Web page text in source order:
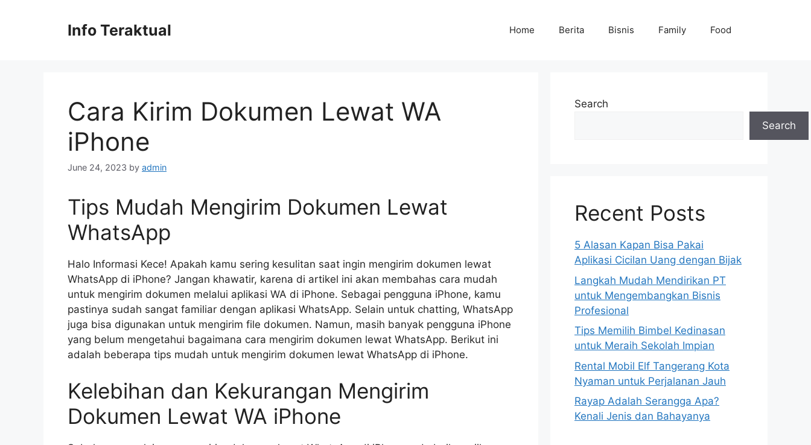
Info Teraktual Home Berita Bisnis Family Food
Cara Kirim Dokumen Lewat WA
iPhone
June 24, 2023 by admin
Tips Mudah Mengirim Dokumen Lewat
WhatsApp
Halo Informasi Kece! Apakah kamu sering kesulitan saat ingin mengirim dokumen lewat
WhatsApp di iPhone? Jangan khawatir, karena di artikel ini akan membahas cara mudah
untuk mengirim dokumen melalui aplikasi WA di iPhone. Sebagai pengguna iPhone, kamu
pastinya sudah sangat familiar dengan aplikasi WhatsApp. Selain untuk chatting, WhatsApp
juga bisa digunakan untuk mengirim file dokumen. Namun, masih banyak pengguna iPhone
yang belum mengetahui bagaimana cara mengirim dokumen lewat WhatsApp. Berikut ini
adalah beberapa tips mudah untuk mengirim dokumen lewat WhatsApp di iPhone.
Kelebihan dan Kekurangan Mengirim
Dokumen Lewat WA iPhone
Search
Search
Recent Posts
5 Alasan Kapan Bisa Pakai
Aplikasi Cicilan Uang dengan Bijak
Langkah Mudah Mendirikan PT
untuk Mengembangkan Bisnis
Profesional
Tips Memilih Bimbel Kedinasan
untuk Meraih Sekolah Impian
Rental Mobil Elf Tangerang Kota
Nyaman untuk Perjalanan Jauh
Rayap Adalah Serangga Apa?
Kenali Jenis dan Bahayanya